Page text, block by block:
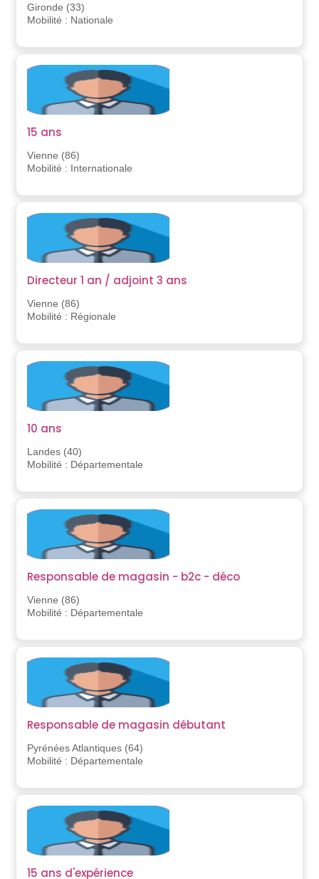
Gironde (33)
Mobilité : Nationale
15 ans
Vienne (86)
Mobilité : Internationale
Directeur 1 an / adjoint 3 ans
Vienne (86)
Mobilité : Régionale
10 ans
Landes (40)
Mobilité : Départementale
Responsable de magasin - b2c - déco
Vienne (86)
Mobilité : Départementale
Responsable de magasin débutant
Pyrénées Atlantiques (64)
Mobilité : Départementale
15 ans d'expérience